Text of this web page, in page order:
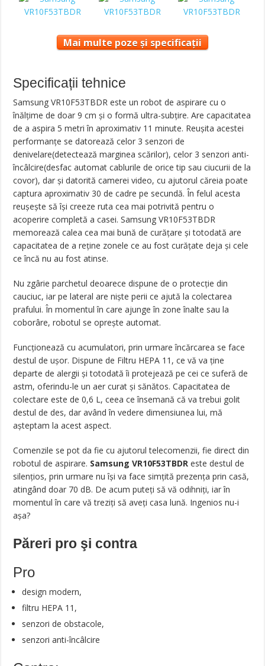
Mai multe poze și specificații
Specificații tehnice
Samsung VR10F53TBDR este un robot de aspirare cu o
înălțime de doar 9 cm și o formă ultra-subțire. Are capacitatea
de a aspira 5 metri în aproximativ 11 minute. Reușita acestei
performanțe se datorează celor 3 senzori de
denivelare(detectează marginea scărilor), celor 3 senzori anti-
încâlcire(desfac automat cablurile de orice tip sau ciucurii de la
covor), dar și datorită camerei video, cu ajutorul căreia poate
captura aproximativ 30 de cadre pe secundă. În felul acesta
reușește să își creeze ruta cea mai potrivită pentru o
acoperire completă a casei. Samsung VR10F53TBDR
memorează calea cea mai bună de curățare și totodată are
capacitatea de a reține zonele ce au fost curățate deja și cele
ce încă nu au fost atinse.
Nu zgârie parchetul deoarece dispune de o protecție din
cauciuc, iar pe lateral are niște perii ce ajută la colectarea
prafului. În momentul în care ajunge în zone înalte sau la
coborâre, robotul se oprește automat.
Funcționează cu acumulatori, prin urmare încărcarea se face
destul de ușor. Dispune de Filtru HEPA 11, ce vă va ține
departe de alergii și totodată îi protejează pe cei ce suferă de
astm, oferindu-le un aer curat și sănătos. Capacitatea de
colectare este de 0,6 L, ceea ce însemană că va trebui golit
destul de des, dar având în vedere dimensiunea lui, mă
așteptam la acest aspect.
Comenzile se pot da fie cu ajutorul telecomenzii, fie direct din
robotul de aspirare. Samsung VR10F53TBDR este destul de
silențios, prin urmare nu își va face simțită prezența prin casă,
atingând doar 70 dB. De acum puteți să vă odihniți, iar în
momentul în care vă treziți să aveți casa lună. Ingenios nu-i
așa?
Păreri pro şi contra
Pro
design modern,
filtru HEPA 11,
senzori de obstacole,
senzori anti-încâlcire